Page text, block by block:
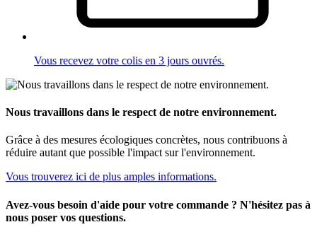
Vous recevez votre colis en 3 jours ouvrés.
Nous travaillons dans le respect de notre environnement.
Grâce à des mesures écologiques concrètes, nous contribuons à
réduire autant que possible l'impact sur l'environnement.
Vous trouverez ici de plus amples informations.
Avez-vous besoin d'aide pour votre commande ? N'hésitez pas à
nous poser vos questions.